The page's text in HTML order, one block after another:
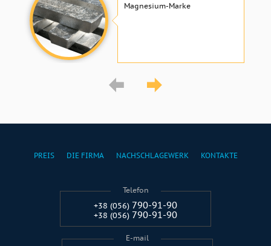
Magnesium-Marke
PREIS DIE FIRMA NACHSCHLAGEWERK KONTAKTE
Telefon
+38 (056) 790-91-90
+38 (056) 790-91-90
E-mail